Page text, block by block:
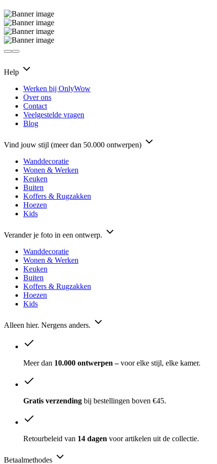
Help
Werken bij OnlyWow
Over ons
Contact
Veelgestelde vragen
Blog
Vind jouw stijl (meer dan 50.000 ontwerpen)
Wanddecoratie
Wonen & Werken
Keuken
Buiten
Koffers & Rugzakken
Hoezen
Kids
Verander je foto in een ontwerp.
Wanddecoratie
Wonen & Werken
Keuken
Buiten
Koffers & Rugzakken
Hoezen
Kids
Alleen hier. Nergens anders.
Meer dan 10.000 ontwerpen –voor elke stijl, elke kamer.
Gratis verzending bij bestellingen boven €45.
Retourbeleid van 14 dagen voor artikelen uit de collectie.
Betaalmethodes